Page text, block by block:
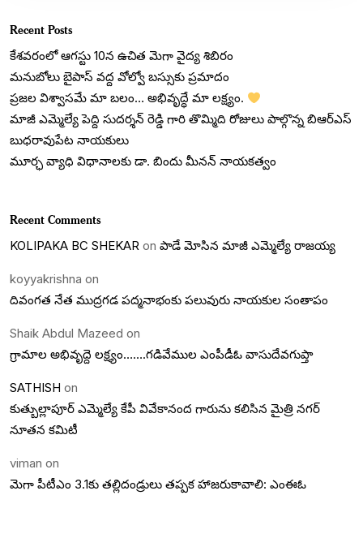
Recent Posts
కేశవరంలో ఆగస్టు 10న ఉచిత మెగా వైద్య శిబిరం
మనుబోలు బైపాస్ వద్ద వోల్వో బస్సుకు ప్రమాదం
ప్రజల విశ్వాసమే మా బలం… అభివృద్ధే మా లక్ష్యం.
మాజీ ఎమ్మెల్యే పెద్ది సుదర్శన్ రెడ్డి గారి తొమ్మిది రోజులు పాల్గొన్న బిఆర్ఎస్
బుధరావుపేట నాయకులు
మూర్ఛ వ్యాధి విధానాలకు డా. బిందు మీనన్ నాయకత్వం
Recent Comments
KOLIPAKA BC SHEKAR on పాడే మోసిన మాజీ ఎమ్మెల్యే రాజయ్య
koyyakrishna on
దివంగత నేత ముద్రగడ పద్మనాభంకు పలువురు నాయకుల సంతాపం
Shaik Abdul Mazeed on
గ్రామాల అభివృద్దె లక్ష్యం…….గడివేముల ఎంపీడీఓ వాసుదేవగుప్తా
SATHISH on
కుత్బుల్లాపూర్ ఎమ్మెల్యే కేపీ వివేకానంద గారును కలిసిన మైత్రి నగర్
నూతన కమిటీ
viman on
మెగా పీటీఎం 3.1కు తల్లిదండ్రులు తప్పక హాజరుకావాలి: ఎంఈఓ